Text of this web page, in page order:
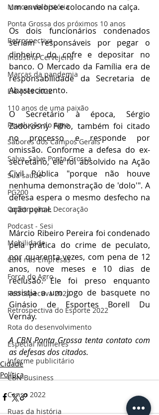
Marcas da história
Ponta Grossa dos próximos 10 anos
Retrospectiva
Indústria Cervejeira
Marcas da pandemia
Eleições 2022
110 anos de uma paixão
Revolução do Agro
Sabores dos Campos Gerais
Salva, Salve Ponta Grossa
Sua saúde
PG200
Construção e Decoração
Podcast - Sesi
Mobilidade
CBN nas Empresas
Força do Agro
Retrospectiva 2022
Retrospectiva do Esporte 2022
Rota do desenvolvimento
Especial Mulheres
Informe publicitário
CBN Business
Censo 2022
Ruas da história
um envelope e colocando na calça.
Os dois funcionários condenados
seriam responsáveis por pegar o
dinheiro do cofre e depositar no
banco. O Mercado da Família era de
responsabilidade da Secretaria de
Abastecimento.
O Secretário à época, Sérgio
Zadorosny Filho, também foi citado
no processo e responde por
omissão. Conforme a defesa do ex-
secretário, ele foi absolvido na Ação
Civil Pública "porque não houve
nenhuma demonstração de 'dolo'". A
defesa espera o mesmo desfecho na
ação penal.
Márcio Ribeiro Pereira foi condenado
pela prática do crime de peculato,
por quarenta vezes, com pena de 12
anos, nove meses e 10 dias de
reclusão. Ele foi preso enquanto
assistia a um jogo de basquete no
Ginásio de Esportes Borell Du
Vernay.
A CBN Ponta Grossa tenta contato com
as defesas dos citados.
Cidade
Política